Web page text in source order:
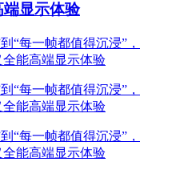
显示体验